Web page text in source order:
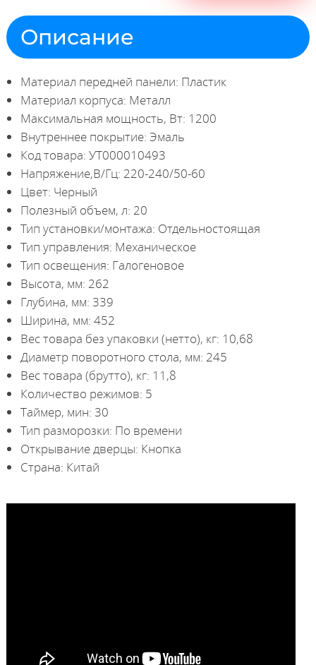
Описание
Материал передней панели: Пластик
Материал корпуса: Металл
Максимальная мощность, Вт: 1200
Внутреннее покрытие: Эмаль
Код товара: УТ000010493
Напряжение,В/Гц: 220-240/50-60
Цвет: Черный
Полезный объем, л: 20
Тип установки/монтажа: Отдельностоящая
Тип управления: Механическое
Тип освещения: Галогеновое
Высота, мм: 262
Глубина, мм: 339
Ширина, мм: 452
Вес товара без упаковки (нетто), кг: 10,68
Диаметр поворотного стола, мм: 245
Вес товара (брутто), кг: 11,8
Количество режимов: 5
Таймер, мин: 30
Тип разморозки: По времени
Открывание дверцы: Кнопка
Страна: Китай